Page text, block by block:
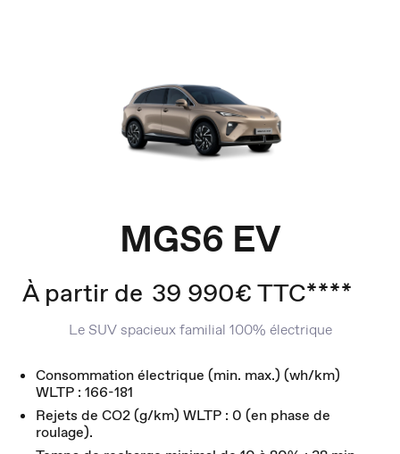
MGS6 EV
À partir de 39 990€ TTC****
Le SUV spacieux familial 100% électrique
Consommation électrique (min. max.) (wh/km)
WLTP : 166-181
Rejets de CO2 (g/km) WLTP : 0 (en phase de
roulage).